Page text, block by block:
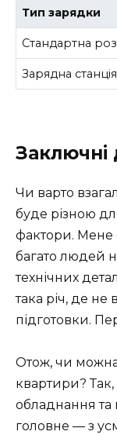
Тип зарядки
Стандартна
Зарядна станція
Заключні
Чи варто
буде різною
фактори. Мене
багато людей
технічних
така річ, де не
підготовки.
Отож, чи
квартири?
обладнання та
головне — з